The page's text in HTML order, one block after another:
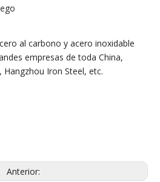
al carbono y acero inoxidable
empresas de toda China,
Iron Steel, etc.
Anterior: